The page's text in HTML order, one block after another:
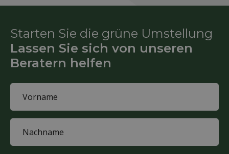
Starten Sie die grüne Umstellung
Lassen Sie sich von unseren
Beratern helfen
(Required)
First
name